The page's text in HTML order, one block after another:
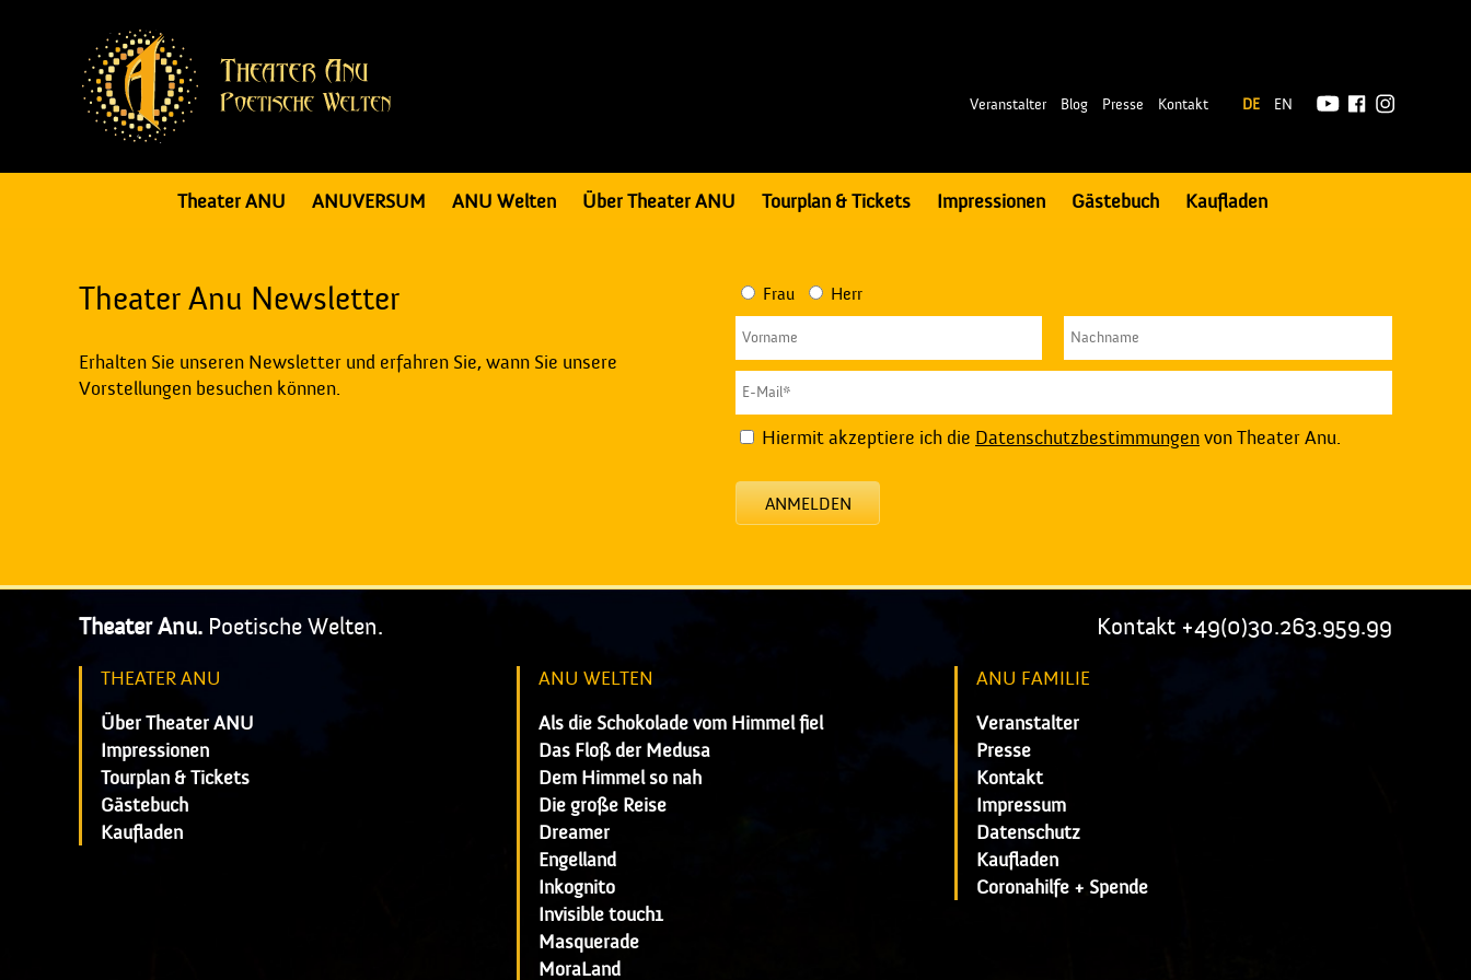
Veranstalter Blog Presse Kontakt DE EN
Theater ANU ANUVERSUM ANU Welten Über Theater ANU Tourplan & Tickets Impressionen Gästebuch Kaufladen
Theater Anu Newsletter
Erhalten Sie unseren Newsletter und erfahren Sie, wann Sie unsere
Vorstellungen besuchen können.
Frau Herr
Hiermit akzeptiere ich die Datenschutzbestimmungenvon Theater Anu.
ANMELDEN
Theater Anu. Poetische Welten. Kontakt +49(0)30.263.959.99
THEATER ANU
Über Theater ANU
Impressionen
Tourplan & Tickets
Gästebuch
Kaufladen
ANU WELTEN
Als die Schokolade vom Himmel fiel
Das Floß der Medusa
Dem Himmel so nah
Die große Reise
Dreamer
Engelland
Inkognito
Invisible touch1
Masquerade
MoraLand
ANU FAMILIE
Veranstalter
Presse
Kontakt
Impressum
Datenschutz
Kaufladen
Coronahilfe + Spende